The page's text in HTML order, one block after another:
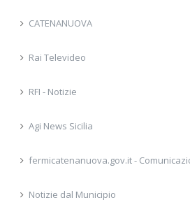
CATENANUOVA
Rai Televideo
RFI - Notizie
Agi News Sicilia
fermicatenanuova.gov.it -
Notizie dal Municipio